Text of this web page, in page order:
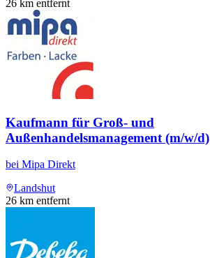
26 km entfernt
Kaufmann für Groß- und
Außenhandelsmanagement (m/w/d)
bei Mipa Direkt
Landshut
26 km entfernt